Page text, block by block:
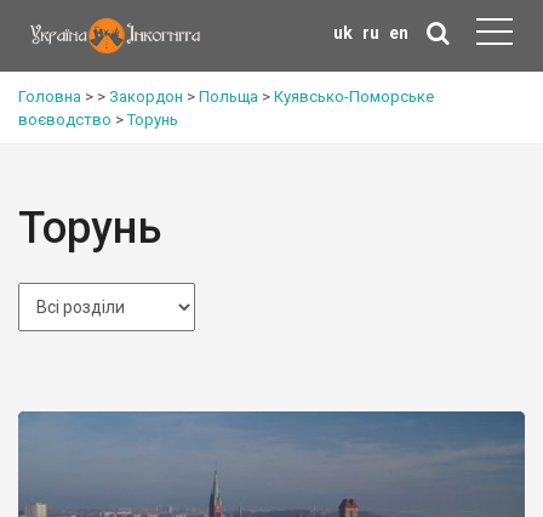
uk ru en
Головна > > Закордон > Польща > Куявсько-Поморське
воєводство >Торунь
Торунь